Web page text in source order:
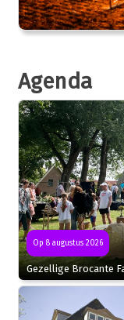
Agenda
Op 8 augustus 2026
Gezellige Brocante